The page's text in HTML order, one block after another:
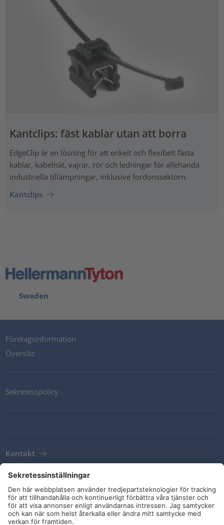
Kantclips: fäst kablar utan att borra
EdgeClip är en lösning för att enkelt och flexibelt fästa
kablar, kabelnät, vajrar, rör och ledningar för allehanda
industriella tillämpningar, inklusive fordonssektorn.
Kantclips
Sweden
Företagsinformation
Översikt
Sekretesspolicy
Kontakt
Leveransvillkor
Riktlinjer och åtaganden